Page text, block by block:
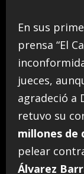
En sus
prensa “El
jueces,
agradeció a
retuvo su
millones de
pelear
Álvarez